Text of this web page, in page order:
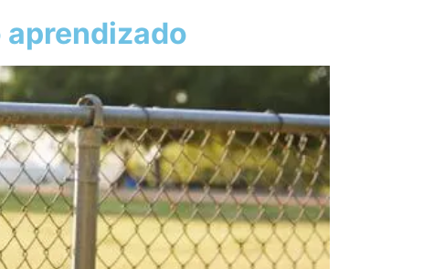
aprendizado